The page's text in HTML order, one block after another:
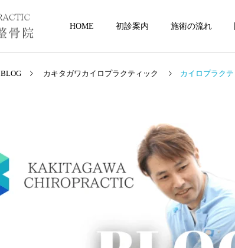
HOME 初診案内 施術の流れ
起立性調節障害の症状5選
坐骨神経痛
坐骨神経痛の本質に向き
う3選
BLOG カキタガワカイロプラクティック カイロプラク